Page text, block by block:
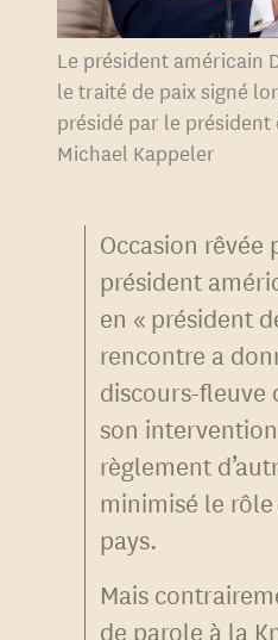
Le président américain
le traité de paix signé
présidé par le
Michael Kappeler
Occasion rêvée
président
en « président
rencontre a
discours-fleuve
son
règlement
minimisé le rôle
pays.
Mais
de parole à la